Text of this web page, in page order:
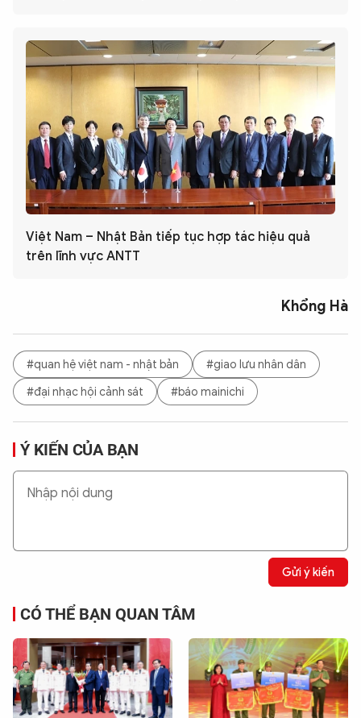
Việt Nam – Nhật Bản tiếp tục hợp tác hiệu quả
trên lĩnh vực ANTT
Khổng Hà
#quan hệ việt nam - nhật bản
#giao lưu nhân dân
#đại nhạc hội cảnh sát
#báo mainichi
Ý KIẾN CỦA BẠN
Gửi ý kiến
CÓ THỂ BẠN QUAN TÂM